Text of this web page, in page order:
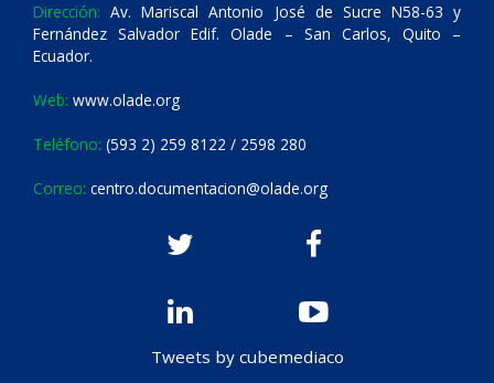
Dirección: Av. Mariscal Antonio José de Sucre N58-63 y
Fernández Salvador Edif. Olade – San Carlos, Quito –
Ecuador.
Web: www.olade.org
Teléfono: (593 2) 259 8122 / 2598 280
Correo: centro.documentacion@olade.org
Tweets by cubemediaco